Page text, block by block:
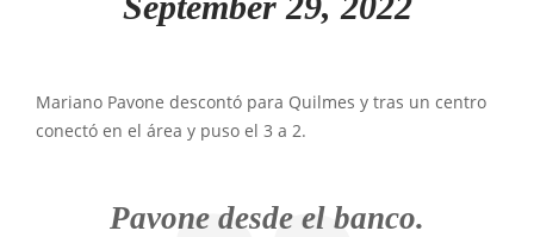
Mariano Pavone descontó para Quilmes y tras un centro
conectó en el área y puso el 3 a 2.
Pavone desde el banco.